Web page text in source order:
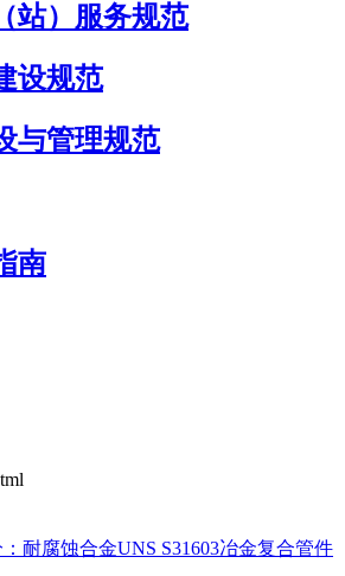
站）服务规范
设规范
与管理规范
南
耐腐蚀合金UNS S31603冶金复合管件